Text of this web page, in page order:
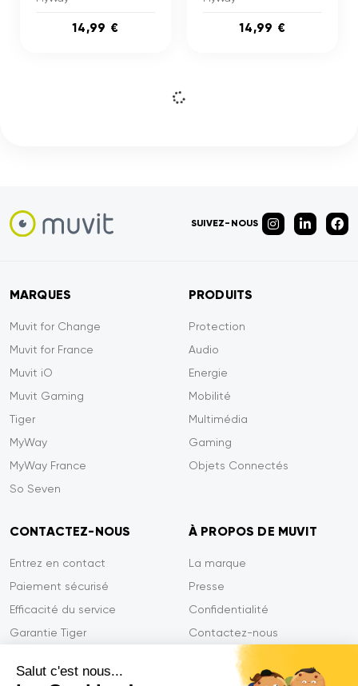
Salut c'est nous...
14,99 € 14,99 €
SUIVEZ-NOUS
MARQUES
Muvit for Change
Muvit for France
Muvit iO
Muvit Gaming
Tiger
MyWay
MyWay France
So Seven
PRODUITS
Protection
Audio
Energie
Mobilité
Multimédia
Gaming
Objets Connectés
CONTACTEZ-NOUS
Entrez en contact
Paiement sécurisé
Efficacité du service
Garantie Tiger
À PROPOS DE MUVIT
La marque
Presse
Confidentialité
Contactez-nous